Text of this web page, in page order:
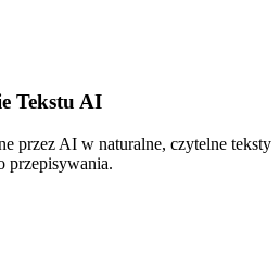
Tekstu AI
przez AI w naturalne, czytelne teksty
przepisywania.